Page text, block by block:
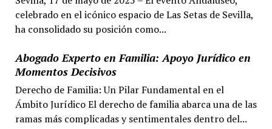
celebrado en el icónico espacio de Las Setas de Sevilla,
ha consolidado su posición como...
Abogado Experto en Familia: Apoyo Jurídico en
Momentos Decisivos
Derecho de Familia: Un Pilar Fundamental en el
Ámbito Jurídico El derecho de familia abarca una de las
ramas más complicadas y sentimentales dentro del...